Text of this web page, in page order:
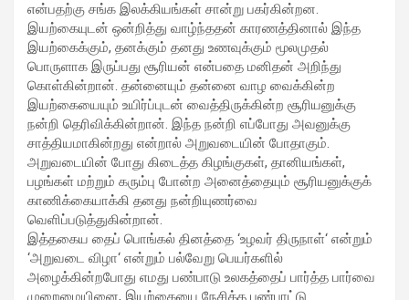
என்பதற்கு சங்க இலக்கியங்கள் சான்று பகர்கின்றன.
இயற்கையுடன் ஒன்றித்து வாழ்ந்ததன் காரணத்தினால் இந்த
இயற்கைக்கும், தனக்கும் தனது உணவுக்கும் மூலமுதல்
பொருளாக இருப்பது சூரியன் என்பதை மனிதன் அறிந்து
கொள்கின்றான். தன்னையும் தன்னை வாழ வைக்கின்ற
இயற்கையையும் உயிர்ப்புடன் வைத்திருக்கின்ற சூரியனுக்கு
நன்றி தெரிவிக்கின்றான். இந்த நன்றி எப்போது அவனுக்கு
சாத்தியமாகின்றது என்றால் அறுவடையின் போதாகும்.
அறுவடையின் போது கிடைத்த கிழங்குகள், தானியங்கள்,
பழங்கள் மற்றும் கரும்பு போன்ற அனைத்தையும் சூரியனுக்குக்
காணிக்கையாக்கி தனது நன்றியுணர்வை
வெளிப்படுத்துகின்றான்.
இத்தகைய தைப் பொங்கல் தினத்தை ‘உழவர் திருநாள்‘ என்றும்
‘அறுவடை விழா‘ என்றும் பல்வேறு பெயர்களில்
அழைக்கின்றபோது எமது பண்பாடு உலகத்தைப் பார்த்த பார்வை
முறைமையினை, இயற்கையை நேசித்த பண்பாட்டு